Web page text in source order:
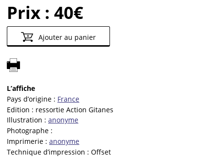
Prix : 40€
Ajouter au panier
L’affiche
Pays d’origine : France
Edition : ressortie Action Gitanes
Illustration : anonyme
Photographe :
Imprimerie : anonyme
Technique d’impression : Offset